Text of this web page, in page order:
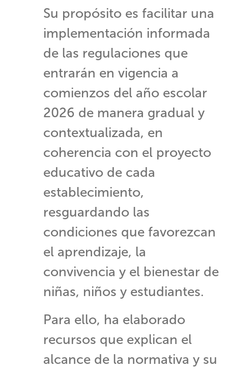
Su propósito es facilitar una
implementación informada
de las regulaciones que
entrarán en vigencia a
comienzos del año escolar
2026 de manera gradual y
contextualizada, en
coherencia con el proyecto
educativo de cada
establecimiento,
resguardando las
condiciones que favorezcan
el aprendizaje, la
convivencia y el bienestar de
niñas, niños y estudiantes.
Para ello, ha elaborado
recursos que explican el
alcance de la normativa y su